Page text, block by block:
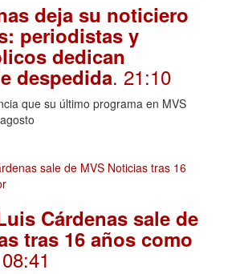
deja su noticiero
periodistas y
dedican
despedida. 21:10
que su último programa en MVS
Cárdenas sale de
tras 16 años como